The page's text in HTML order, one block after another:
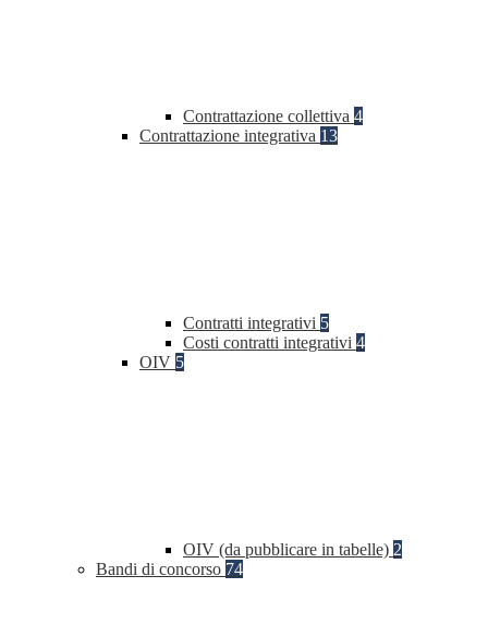
Contrattazione collettiva 4
Contrattazione integrativa 13
Contratti integrativi 5
Costi contratti integrativi 4
OIV 5
OIV (da pubblicare in tabelle) 2
Bandi di concorso 74